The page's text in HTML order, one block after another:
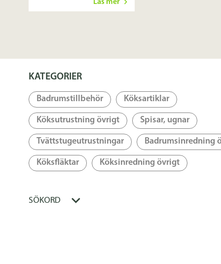
Läs mer
KATEGORIER
Badrumstillbehör Köksartiklar
Köksutrustning övrigt Spisar, ugnar
Tvättstugeutrustningar Badrumsinredning
Köksfläktar Köksinredning övrigt
SÖKORD